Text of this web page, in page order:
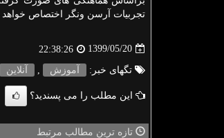
تجربیات آرسن ونگر اختصاص
1399/05/20
22:38:26
تگهای خبر: آموزش آنلاین
این مطلب را می پسندید؟
تازه ترین مطالب مرتبط